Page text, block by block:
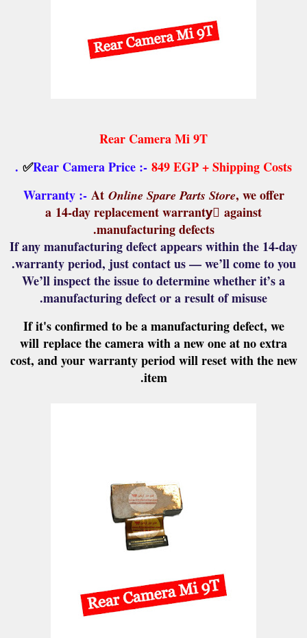
Rear Camera Mi 9T
Rear Camera Price :- 849 EGP + Shipping Costs
✅
.
Warranty :- At Online Spare Parts Store, we offer
a 14-day replacement warrantyً against
manufacturing defects.
If any manufacturing defect appears within the 14-day
warranty period, just contact us — we’ll come to you.
We’ll inspect the issue to determine whether it’s a
manufacturing defect or a result of misuse.
If it's confirmed to be a manufacturing defect, we
will replace the camera with a new one at no extra
cost, and your warranty period will reset with the new
item.